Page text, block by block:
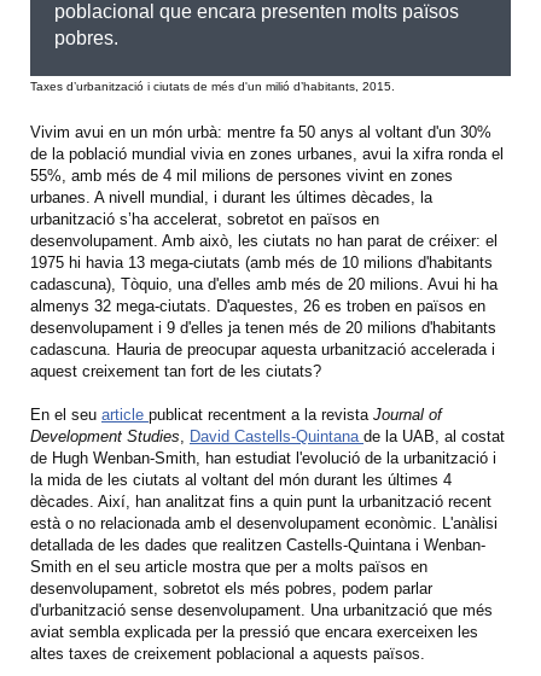
poblacional que encara presenten molts països
pobres.
Taxes d’urbanització i ciutats de més d'un milió d’habitants, 2015.
Vivim avui en un món urbà: mentre fa 50 anys al voltant d'un 30%
de la població mundial vivia en zones urbanes, avui la xifra ronda el
55%, amb més de 4 mil milions de persones vivint en zones
urbanes. A nivell mundial, i durant les últimes dècades, la
urbanització s’ha accelerat, sobretot en països en
desenvolupament. Amb això, les ciutats no han parat de créixer: el
1975 hi havia 13 mega-ciutats (amb més de 10 milions d'habitants
cadascuna), Tòquio, una d'elles amb més de 20 milions. Avui hi ha
almenys 32 mega-ciutats. D'aquestes, 26 es troben en països en
desenvolupament i 9 d'elles ja tenen més de 20 milions d'habitants
cadascuna. Hauria de preocupar aquesta urbanització accelerada i
aquest creixement tan fort de les ciutats?
En el seu article publicat recentment a la revistaJournal of
Development Studies, David Castells-Quintana de la UAB, al costat
de Hugh Wenban-Smith, han estudiat l'evolució de la urbanització i
la mida de les ciutats al voltant del món durant les últimes 4
dècades. Així, han analitzat fins a quin punt la urbanització recent
està o no relacionada amb el desenvolupament econòmic. L'anàlisi
detallada de les dades que realitzen Castells-Quintana i Wenban-
Smith en el seu article mostra que per a molts països en
desenvolupament, sobretot els més pobres, podem parlar
d'urbanització sense desenvolupament. Una urbanització que més
aviat sembla explicada per la pressió que encara exerceixen les
altes taxes de creixement poblacional a aquests països.